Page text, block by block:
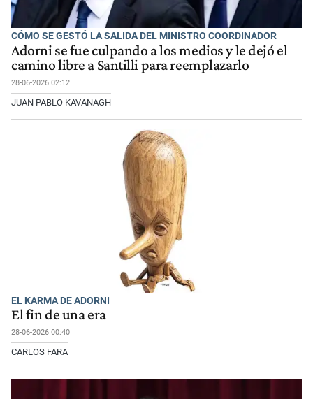
CÓMO SE GESTÓ LA SALIDA DEL MINISTRO COORDINADOR
Adorni se fue culpando a los medios y le dejó el
camino libre a Santilli para reemplazarlo
28-06-2026 02:12
JUAN PABLO KAVANAGH
EL KARMA DE ADORNI
El fin de una era
28-06-2026 00:40
CARLOS FARA